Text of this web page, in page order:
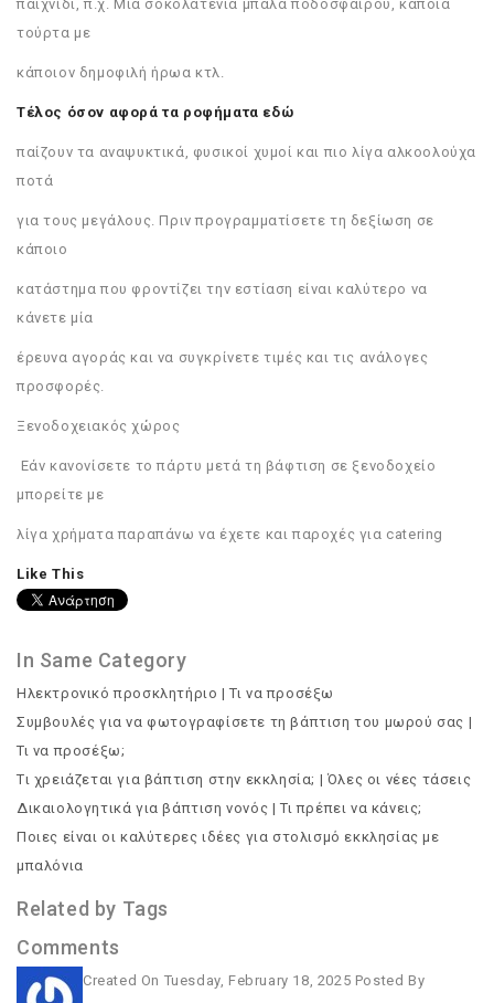
παιχνίδι, π.χ. Μία σοκολατένια μπάλα ποδοσφαίρου, κάποια
τούρτα με
κάποιον δημοφιλή ήρωα κτλ.
Τέλος όσον αφορά τα ροφήματα εδώ
παίζουν τα αναψυκτικά, φυσικοί χυμοί και πιο λίγα αλκοολούχα
ποτά
για τους μεγάλους. Πριν προγραμματίσετε τη δεξίωση σε
κάποιο
κατάστημα που φροντίζει την εστίαση είναι καλύτερο να
κάνετε μία
έρευνα αγοράς και να συγκρίνετε τιμές και τις ανάλογες
προσφορές.
Ξενοδοχειακός χώρος
Εάν κανονίσετε το πάρτυ μετά τη βάφτιση σε ξενοδοχείο
μπορείτε με
λίγα χρήματα παραπάνω να έχετε και παροχές για catering
Like This
In Same Category
Ηλεκτρονικό προσκλητήριο | Τι να προσέξω
Συμβουλές για να φωτογραφίσετε τη βάπτιση του μωρού σας |
Τι να προσέξω;
Tι χρειάζεται για βάπτιση στην εκκλησία; | Όλες οι νέες τάσεις
Δικαιολογητικά για βάπτιση νονός | Τι πρέπει να κάνεις;
Ποιες είναι οι καλύτερες ιδέες για στολισμό εκκλησίας με
μπαλόνια
Related by Tags
Comments
Created On Tuesday, February 18, 2025 Posted By